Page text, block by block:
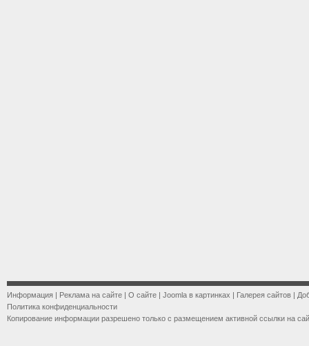
Информация | Реклама на сайте | О сайте | Joomla в картинках | Галерея сайтов |
Политика конфиденциальности
Копирование информации разрешено только с размещением активной ссылки на